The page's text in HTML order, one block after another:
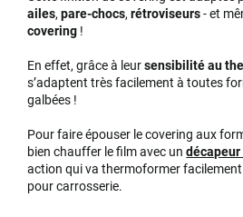
ailes,pare-chocs,rétroviseurs- et
covering !
En effet, grâce à leursensibilité au
s’adaptent très facilement à toutes
galbées !
Pour faire épouser le covering aux
bien chauffer le film avec un
action qui va thermoformer
pour carrosserie.